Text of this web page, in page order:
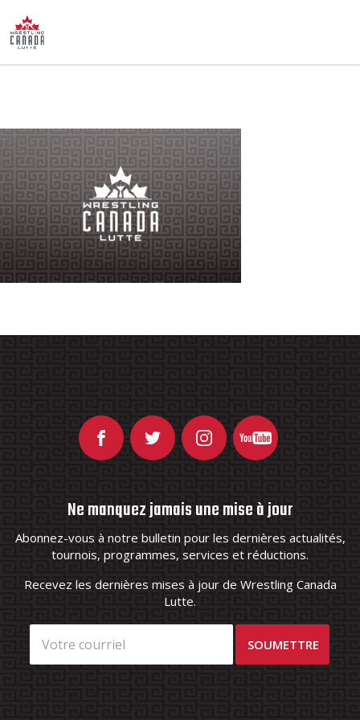
Ne manquez jamais une mise à jour
Abonnez-vous à notre bulletin pour les dernières actualités,
tournois, programmes, services et réductions.
Recevez les dernières mises à jour de Wrestling Canada
Lutte.